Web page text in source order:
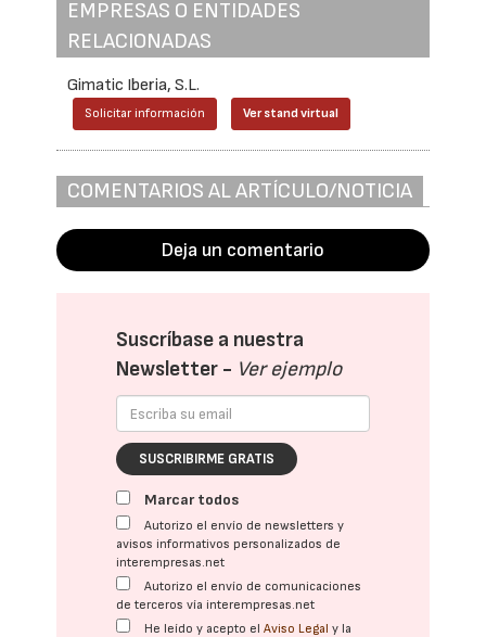
EMPRESAS O ENTIDADES
RELACIONADAS
Gimatic Iberia, S.L.
Solicitar información Ver stand virtual
COMENTARIOS AL ARTÍCULO/NOTICIA
Deja un comentario
Suscríbase a nuestra
Newsletter - Ver ejemplo
SUSCRIBIRME GRATIS
Marcar todos
Autorizo el envío de newsletters y
avisos informativos personalizados de
interempresas.net
Autorizo el envío de comunicaciones
de terceros vía interempresas.net
He leído y acepto elAviso Legal y la